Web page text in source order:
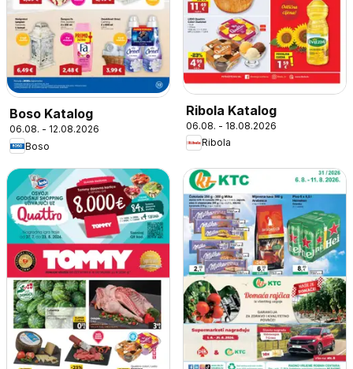
Boso Katalog
06.08. - 12.08.2026
Boso
Ribola Katalog
06.08. - 18.08.2026
Ribola